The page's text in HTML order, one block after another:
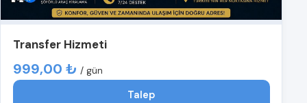
Transfer Hizmeti
999,00 ₺ / gün
Talep